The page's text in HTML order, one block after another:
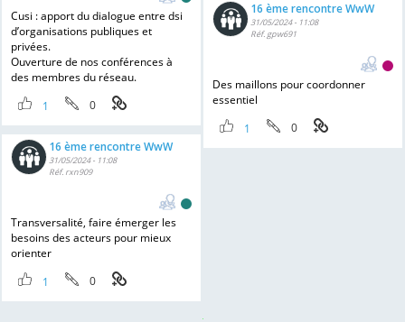
Cusi : apport du dialogue entre dsi
d’organisations publiques et
privées.
Ouverture de nos conférences à
des membres du réseau.
1
0
16 ème rencontre WwW
31/05/2024 - 11:08
Réf. gpw691
Des maillons pour coordonner
essentiel
1
0
16 ème rencontre WwW
31/05/2024 - 11:08
Réf. rxn909
Transversalité, faire émerger les
besoins des acteurs pour mieux
orienter
1
0